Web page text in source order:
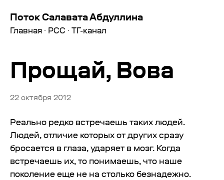
Поток Салавата Абдуллина
Главная · РСС · ТГ-канал
Прощай, Вова
22 октября 2012
Реально редко встречаешь таких людей.
Людей, отличие которых от других сразу
бросается в глаза, ударяет в мозг. Когда
встречаешь их, то понимаешь, что наше
поколение еще не на столько безнадежно.